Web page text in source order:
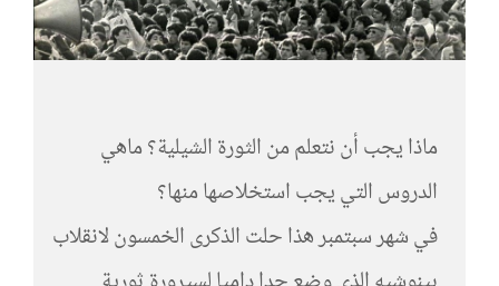
ماذا يجب أن نتعلم من الثورة الشيلية؟ ماهي
الدروس التي يجب استخلاصها منها؟
في شهر سبتمبر هذا حلت الذكرى الخمسون لانقلاب